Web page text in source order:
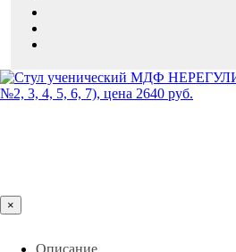
×
Описание